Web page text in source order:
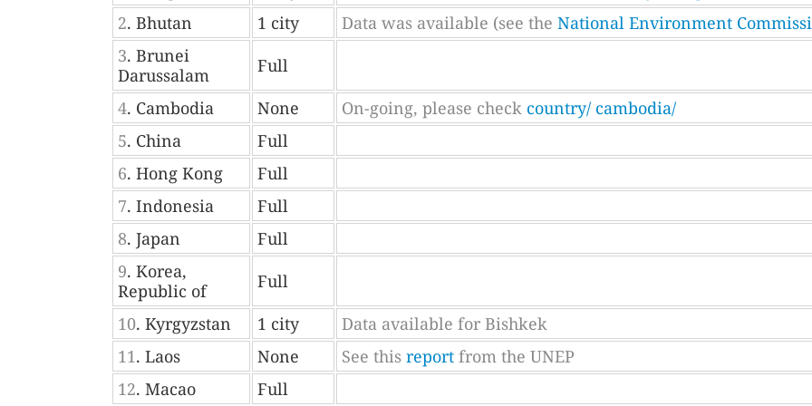
2. Bhutan 1 city Data was available (see the National Environment
3. Brunei
Darussalam
Full
4. Cambodia None On-going, please check country/ cambodia/
5. China
Full
6. Hong Kong
Full
7. Indonesia
Full
8. Japan
Full
9. Korea,
Republic of
Full
10. Kyrgyzstan 1 city
Data available for Bishkek
11. Laos None See this report from the UNEP
12. Macao Full